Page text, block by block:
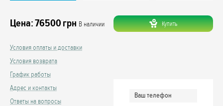
Цена:76500 грн В наличии Купить
Условия оплаты и доставки
Условия возврата
График работы
Адрес и контакты
Ответы на вопросы